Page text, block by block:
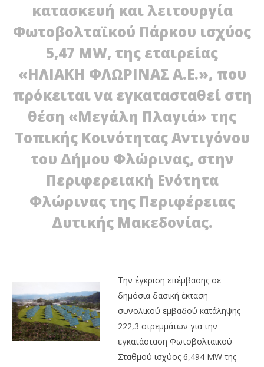
NOW VIEWING
Φωτοβολταϊκό πάρκο στο Αμύνταιο
03/04/2012
EnergyIn
κατασκευή και λειτουργία
Φωτοβολταϊκού Πάρκου ισχύος
5,47 MW, της εταιρείας
«ΗΛΙΑΚΗ ΦΛΩΡΙΝΑΣ Α.Ε.», που
πρόκειται να εγκατασταθεί στη
θέση «Μεγάλη Πλαγιά» της
Τοπικής Κοινότητας Αντιγόνου
του Δήμου Φλώρινας, στην
Περιφερειακή Ενότητα
Φλώρινας της Περιφέρειας
Δυτικής Μακεδονίας.
Την έγκριση επέμβασης σε
δημόσια δασική έκταση
συνολικού εμβαδού κατάληψης
222,3 στρεμμάτων για την
εγκατάσταση Φωτοβολταϊκού
Σταθμού ισχύος 6,494 MW της